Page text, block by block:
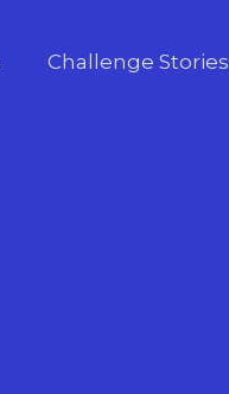
Challenge Stories